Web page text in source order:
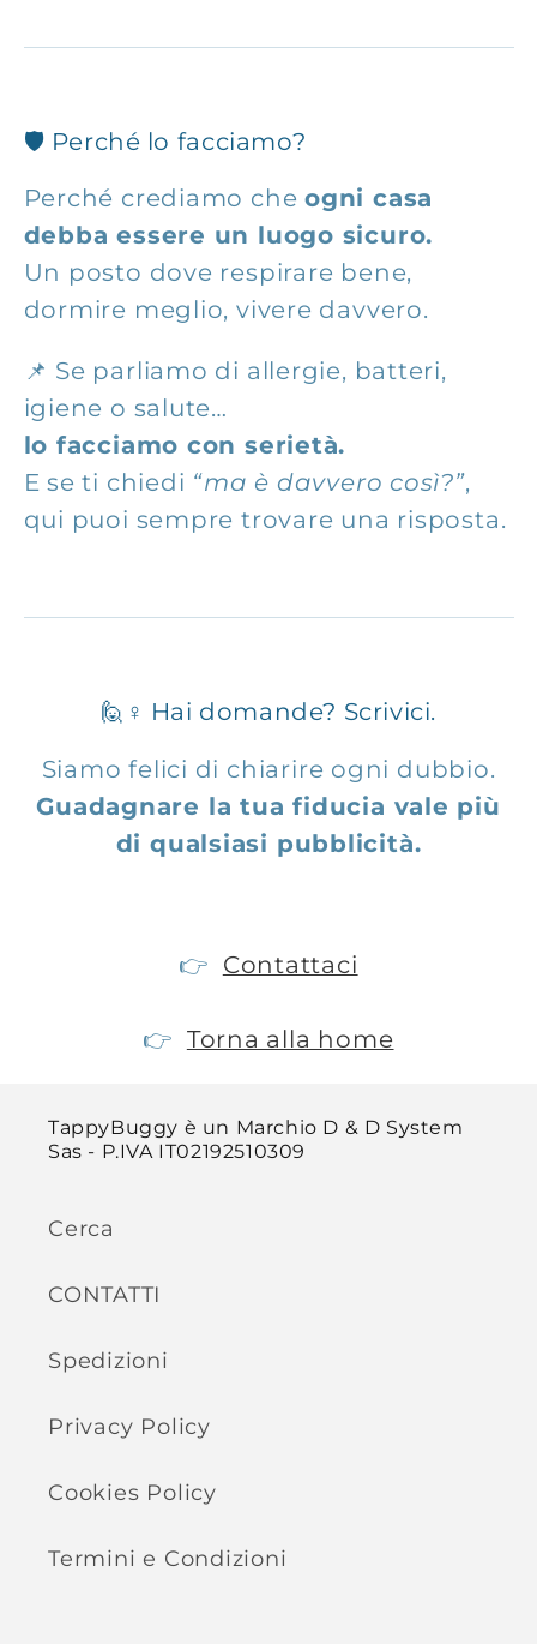
🛡️ Perché lo facciamo?
Perché crediamo cheogni casa
debba essere un luogo sicuro.
Un posto dove respirare bene,
dormire meglio, vivere davvero.
📌 Se parliamo di allergie, batteri,
igiene o salute…
lo facciamo con serietà.
E se ti chiedi “ma è davvero così?”,
qui puoi sempre trovare una risposta.
🙋♀️ Hai domande? Scrivici.
Siamo felici di chiarire ogni dubbio.
Guadagnare la tua fiducia vale più
di qualsiasi pubblicità.
👉 Contattaci
👉 Torna alla home
TappyBuggy è un Marchio D & D System
Sas - P.IVA IT02192510309
Cerca
CONTATTI
Spedizioni
Privacy Policy
Cookies Policy
Termini e Condizioni